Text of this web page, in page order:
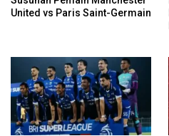
United vs Paris Saint-Germain